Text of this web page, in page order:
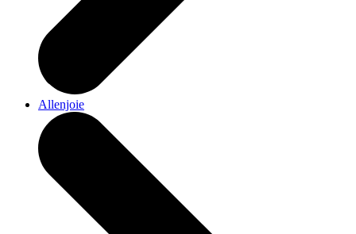
Allenjoie